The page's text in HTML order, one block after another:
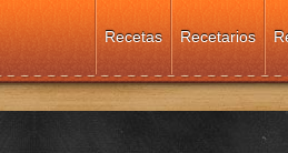
Recetarios
Recetas